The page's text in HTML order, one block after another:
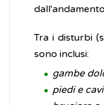
Tra i disturbi
sono inclusi:
gambe
piedi e